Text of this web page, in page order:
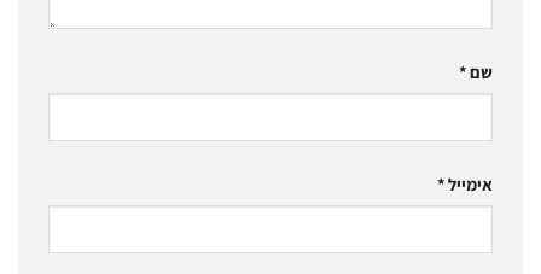
שם*
אימייל*